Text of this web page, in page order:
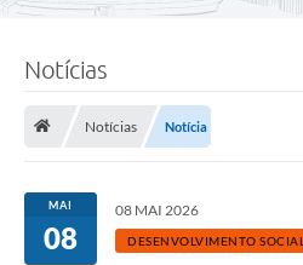
Notícias
Notícias Notícia
MAI
08
08 MAI 2026
DESENVOLVIMENTO SOCIAL